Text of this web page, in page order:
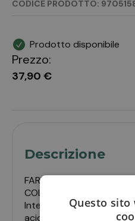
CODICE PRODOTTO:
Prezzo:
37,90 €
Prodotto disponibile
Descrizione
FARMACISTI
COLLAGENE E ACIDO
Integratore alimentare
acido ialuronico e
Questo sito